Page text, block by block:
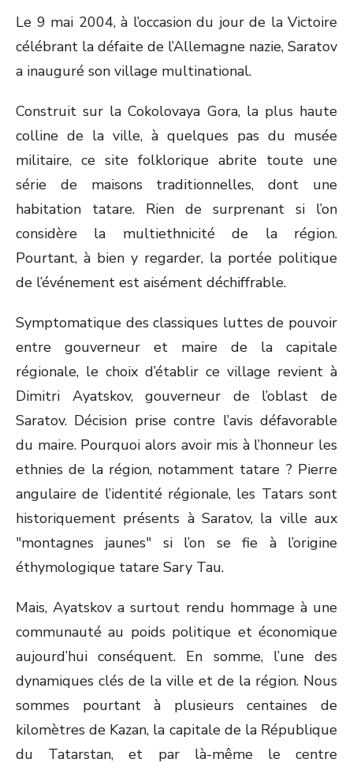
Le 9 mai 2004, à l’occasion du jour de la Victoire
célébrant la défaite de l’Allemagne nazie, Saratov
a inauguré son village multinational.
Construit sur la Cokolovaya Gora, la plus haute
colline de la ville, à quelques pas du musée
militaire, ce site folklorique abrite toute une
série de maisons traditionnelles, dont une
habitation tatare. Rien de surprenant si l’on
considère la multiethnicité de la région.
Pourtant, à bien y regarder, la portée politique
de l’événement est aisément déchiffrable.
Symptomatique des classiques luttes de pouvoir
entre gouverneur et maire de la capitale
régionale, le choix d’établir ce village revient à
Dimitri Ayatskov, gouverneur de l’oblast de
Saratov. Décision prise contre l’avis défavorable
du maire. Pourquoi alors avoir mis à l’honneur les
ethnies de la région, notamment tatare ? Pierre
angulaire de l’identité régionale, les Tatars sont
historiquement présents à Saratov, la ville aux
"montagnes jaunes" si l’on se fie à l’origine
éthymologique tatare Sary Tau.
Mais, Ayatskov a surtout rendu hommage à une
communauté au poids politique et économique
aujourd’hui conséquent. En somme, l’une des
dynamiques clés de la ville et de la région. Nous
sommes pourtant à plusieurs centaines de
kilomètres de Kazan, la capitale de la République
du Tatarstan, et par là-même le centre